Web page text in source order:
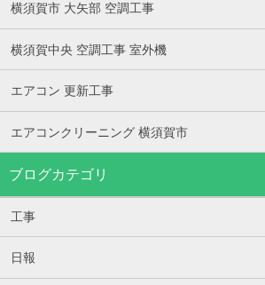
横須賀市 大矢部 空調工事
横須賀中央 空調工事 室外機
エアコン 更新工事
エアコンクリーニング 横須賀市
ブログカテゴリ
工事
日報